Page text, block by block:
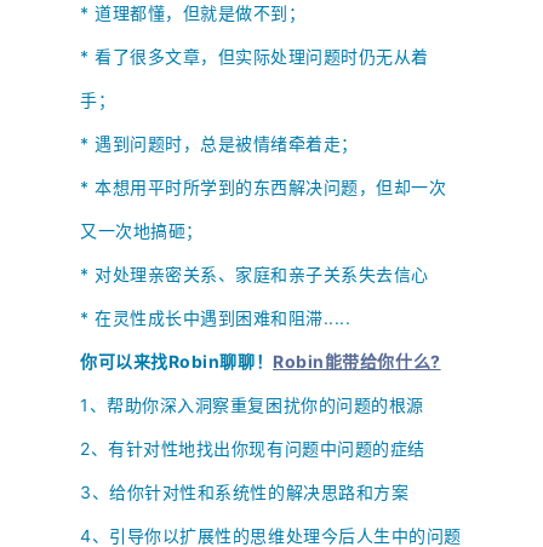
* 道理都懂，但就是做不到；
* 看了很多文章，但实际处理问题时仍无从着
手；
* 遇到问题时，总是被情绪牵着走；
* 本想用平时所学到的东西解决问题，但却一次
又一次地搞砸；
* 对处理亲密关系、家庭和亲子关系失去信心
* 在灵性成长中遇到困难和阻滞.....
你可以来找Robin聊聊！ Robin能带给你什么?
1、帮助你深入洞察重复困扰你的问题的根源
2、有针对性地找出你现有问题中问题的症结
3、给你针对性和系统性的解决思路和方案
4、引导你以扩展性的思维处理今后人生中的问题